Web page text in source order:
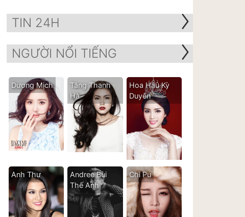
TIN 24H
NGƯỜI NỔI TIẾNG
Dương Mịch
Tăng Thanh
Hà
Hoa Hậu Kỳ
Duyên
Anh Thư
Andree Bùi
Thế Anh
Chi Pu